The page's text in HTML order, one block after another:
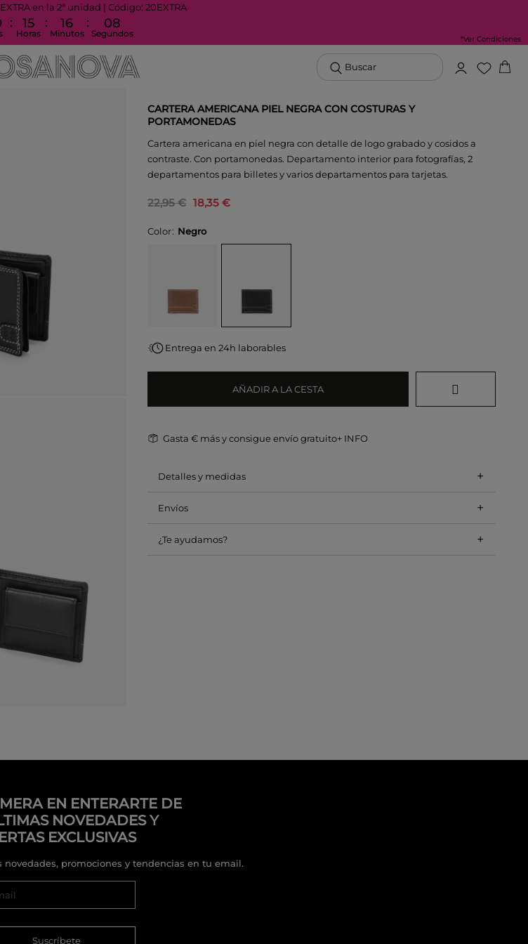
en la 2ª unidad | Código: 20EXTRA
: 15
Horas
: 16
Minutos
: 08
Segundos
*Ver Condiciones
Buscar
CARTERA AMERICANA PIEL NEGRA CON COSTURAS Y
PORTAMONEDAS
Cartera americana en piel negra con detalle de logo grabado y cosidos a
contraste. Con portamonedas. Departamento interior para fotografías, 2
departamentos para billetes y varios departamentos para tarjetas.
18,35 €
22,95 €
Color Negro
Entrega en 24h laborables
AÑADIR A LA CESTA
Gasta€ más y consigue envío gratuito+ INFO
Detalles y medidas +
Envíos +
¿Te ayudamos? +
EN ENTERARTE DE
NOVEDADES Y
EXCLUSIVAS
novedades, promociones y tendencias en tu email.
Suscríbete